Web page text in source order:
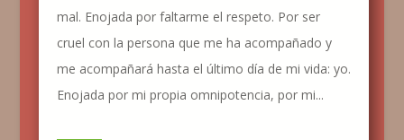
mal. Enojada por faltarme el respeto. Por ser
cruel con la persona que me ha acompañado y
me acompañará hasta el último día de mi vida: yo.
Enojada por mi propia omnipotencia, por mi...